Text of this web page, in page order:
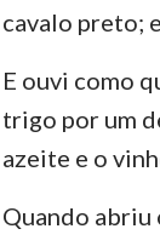
Salmos
Eclesiastes
Isaías
Daniel
cavalo preto;
E ouvi como
trigo por um
azeite e o
Quando abriu